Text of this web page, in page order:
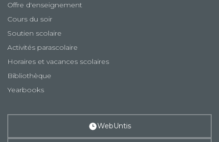
Offre d'enseignement
Cours du soir
Soutien scolaire
Activités parascolaire
Horaires et vacances scolaires
Bibliothèque
Yearbooks
WebUntis